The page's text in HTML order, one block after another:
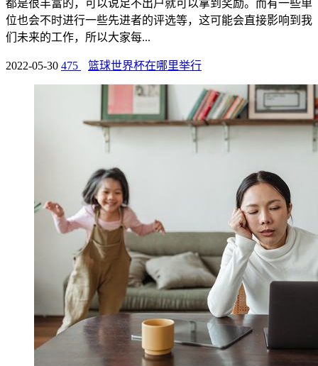
都是很丰富的，可以说足不出户就可以拿到奖励。而有一些单
位也会不时进行一些先进者的评选等，这可能会直接影响到我
们未来的工作，所以大家每...
2022-05-30 475 篮球世界杯在哪里举行